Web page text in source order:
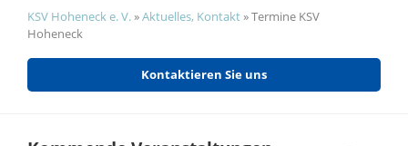
KSV Hoheneck e. V.»Aktuelles, Kontakt»Termine KSV
Hoheneck
Kontaktieren Sie uns